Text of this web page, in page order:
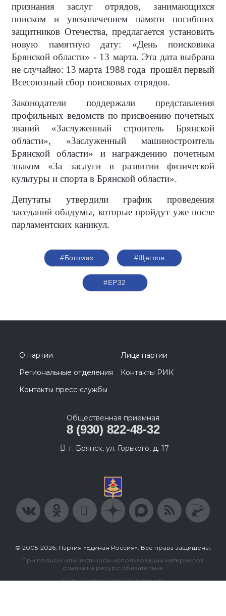
признания заслуг отрядов, занимающихся
поиском и увековечением памяти погибших
защитников Отечества, предлагается установить
новую памятную дату: «День поисковика
Брянской области» - 13 марта. Эта дата выбрана
не случайно: 13 марта 1988 года прошёл первый
Всесоюзный сбор поисковых отрядов.
Законодатели поддержали представления
профильных ведомств по присвоению почетных
званий «Заслуженный строитель Брянской
области», «Заслуженный машиностроитель
Брянской области» и награждению почетным
знаком «За заслуги в развитии физической
культуры и спорта в Брянской области».
Депутаты утвердили график проведения
заседаний облдумы, которые пройдут уже после
парламентских каникул.
#Богомаз #Щеглов
#ЕР32
О партии
Лица партии
Региональные отделения
Контакты РИК
Контакты пресс-службы
Общественная приемная
8 (930) 822-48-32
г. Брянск, ул. Горького, д. 17
© 2005-2026, Партия «Единая Россия». Все права защищены.
При полном или частичном использовании материалов
ссылка на ресурс обязательна.
Пользовательское соглашение